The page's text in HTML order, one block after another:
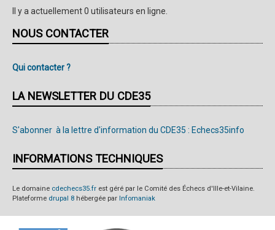
janvier
Il y a actuellement 0 utilisateurs en ligne.
NOUS CONTACTER
Qui contacter ?
LA NEWSLETTER DU CDE35
S'abonner à la lettre d'information du CDE35 : Echecs35info
INFORMATIONS TECHNIQUES
Le domaine cdechecs35.fr est géré par le Comité des Échecs d'Ille-et-Vilaine.
Plateforme drupal 8 hébergée par Infomaniak